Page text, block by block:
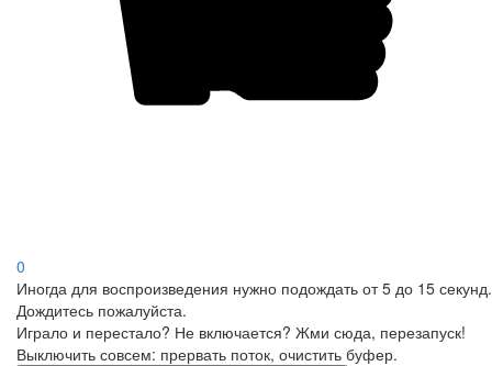
0
Иногда для воспроизведения нужно подождать от 5 до 15 секунд.
Дождитесь пожалуйста.
Играло и перестало? Не включается? Жми сюда, перезапуск!
Выключить совсем: прервать поток, очистить буфер.